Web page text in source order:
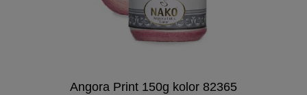
Angora Print 150g kolor 82365